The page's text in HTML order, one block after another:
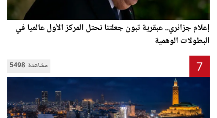
إعلام جزائري.. عبقرية تبون جعلتنا نحتل المركز الأول عالميا في
البطولات الوهمية
5498 مشاهدة 7